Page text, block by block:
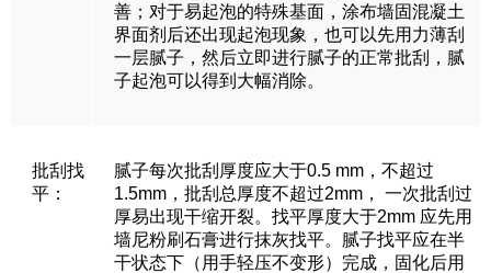
善；对于易起泡的特殊基面，涂布墙固混凝土
界面剂后还出现起泡现象，也可以先用力薄刮
一层腻子，然后立即进行腻子的正常批刮，腻
子起泡可以得到大幅消除。
批刮找
平：
腻子每次批刮厚度应大于0.5 mm，不超过
1.5mm，批刮总厚度不超过2mm， 一次批刮过
厚易出现干缩开裂。找平厚度大于2mm 应先用
墙尼粉刷石膏进行抹灰找平。腻子找平应在半
干状态下（用手轻压不变形）完成，固化后用